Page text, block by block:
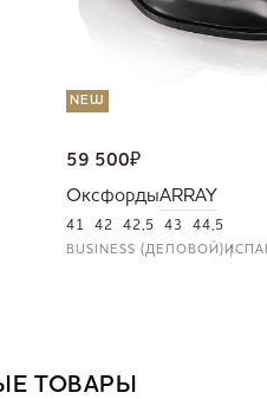
NEW
59 500₽
ОксфордыARRAY
41 42 42,5 43 44,5
BUSINESS (ДЕЛОВОЙ)
ТОВАРЫ